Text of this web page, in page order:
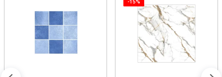
-15%